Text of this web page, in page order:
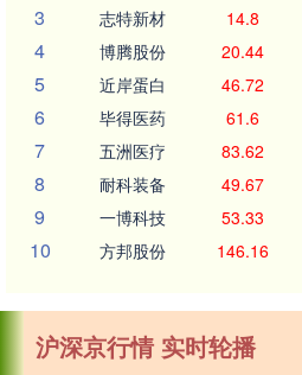
3 志特新材 14.8
4 博腾股份 20.44
5 近岸蛋白 46.72
6 毕得医药 61.6
7 五洲医疗 83.62
8 耐科装备 49.67
9 一博科技 53.33
10 方邦股份 146.16
沪深京行情 实时轮播